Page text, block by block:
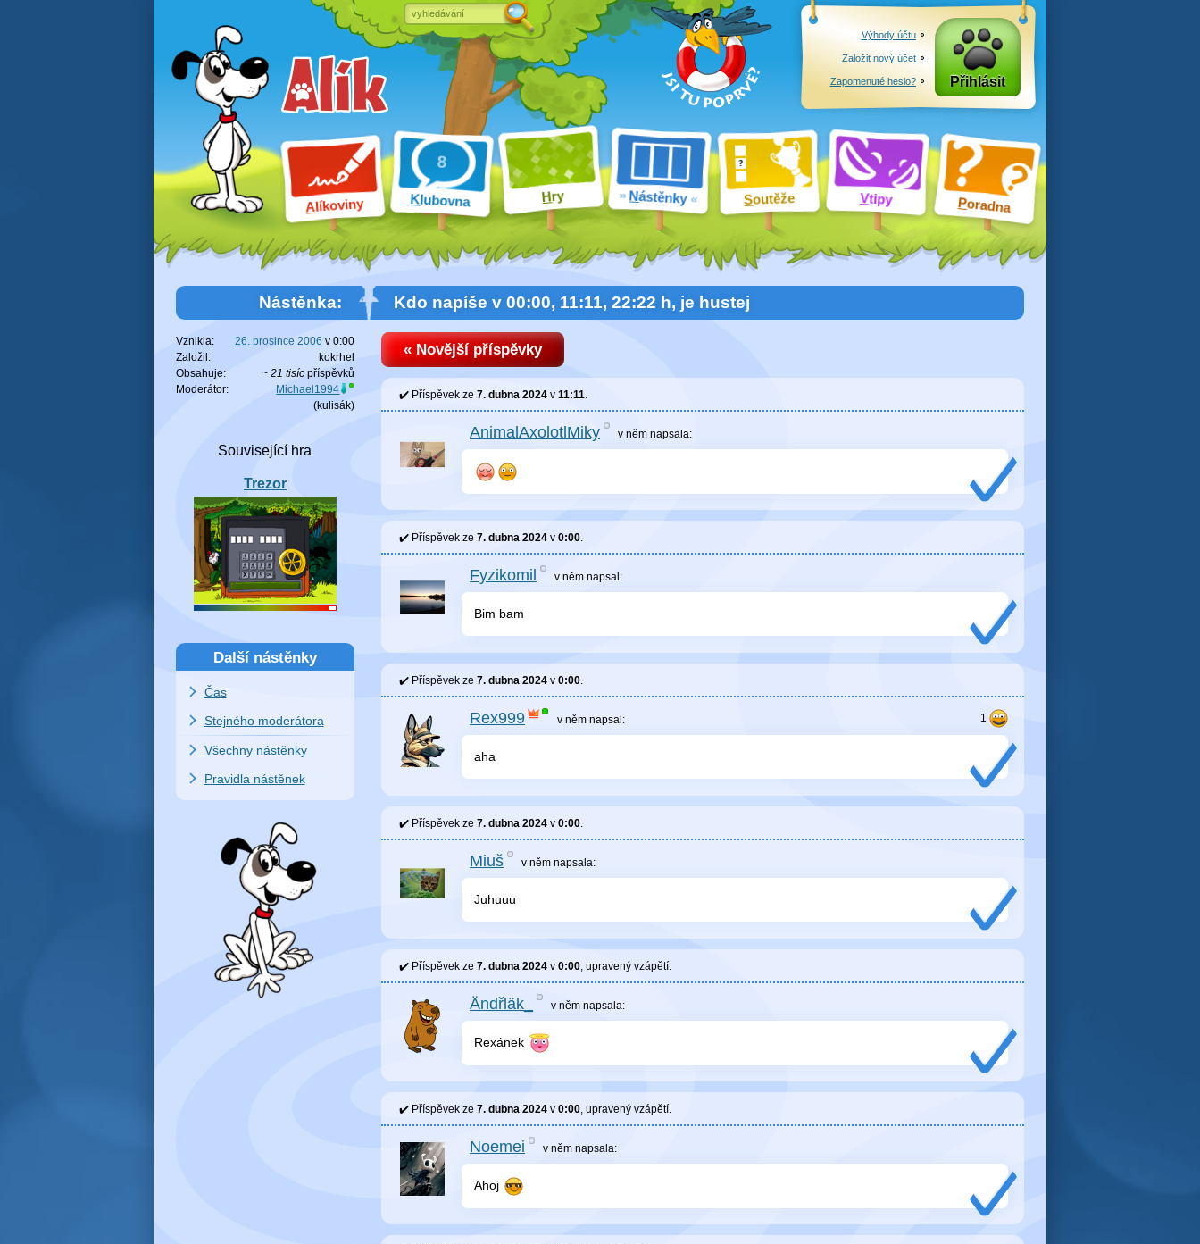
Alíkoviny Klubovna Hry Nástěnky Soutěže Vtipy Poradna
Výhody účtu
Založit nový účet
Zapomenuté heslo? Přihlásit
Kdo napíše v 00:00, 11:11, 22:22 h, je hustej
« Novější příspěvky
Příspěvek ze 7. dubna 2024 v 11:11.
AnimalAxolotlMiky v němnapsala:
Příspěvek ze 7. dubna 2024 v 0:00.
Fyzikomil v němnapsal:
Bim bam
Příspěvek ze 7. dubna 2024 v 0:00.
Rex999 v něm napsal:
aha
Příspěvek ze 7. dubna 2024 v 0:00.
Miuš v němnapsala:
Juhuuu
Příspěvek ze 7. dubna 2024 v 0:00, upravený vzápětí.
Ändřläk_ v němnapsala:
Rexánek
Příspěvek ze 7. dubna 2024 v 0:00, upravený vzápětí.
Noemei v němnapsala:
Ahoj
Nástěnka:
Vznikla: 26. prosince 2006 v 0:00
Založil:
kokrhel
Obsahuje:
~ 21 tisíc příspěvků
Moderátor:
Michael1994
(kulisák)
Trezor
Další nástěnky
Čas
Stejného moderátora
Všechny nástěnky
Pravidla nástěnek